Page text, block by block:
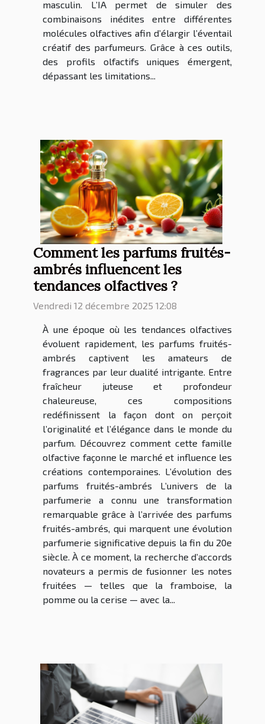
masculin. L’IA permet de simuler des
combinaisons inédites entre différentes
molécules olfactives afin d’élargir l’éventail
créatif des parfumeurs. Grâce à ces outils,
des profils olfactifs uniques émergent,
dépassant les limitations...
Comment les parfums fruités-
ambrés influencent les
tendances olfactives ?
Vendredi 12 décembre 2025 12:08
À une époque où les tendances olfactives
évoluent rapidement, les parfums fruités-
ambrés captivent les amateurs de
fragrances par leur dualité intrigante. Entre
fraîcheur juteuse et profondeur
chaleureuse, ces compositions
redéfinissent la façon dont on perçoit
l’originalité et l’élégance dans le monde du
parfum. Découvrez comment cette famille
olfactive façonne le marché et influence les
créations contemporaines. L’évolution des
parfums fruités-ambrés L’univers de la
parfumerie a connu une transformation
remarquable grâce à l’arrivée des parfums
fruités-ambrés, qui marquent une évolution
parfumerie significative depuis la fin du 20e
siècle. À ce moment, la recherche d’accords
novateurs a permis de fusionner les notes
fruitées — telles que la framboise, la
pomme ou la cerise — avec la...